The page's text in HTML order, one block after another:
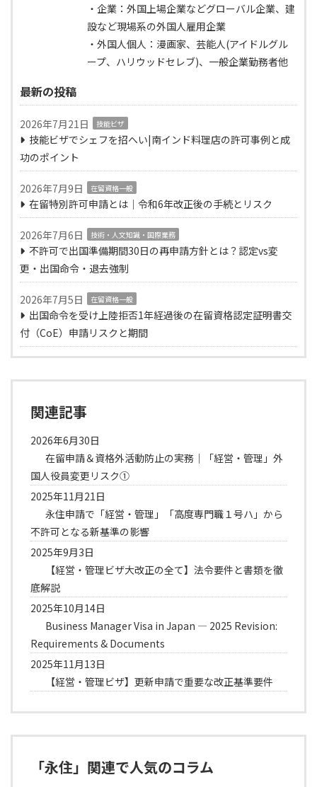
・企業：外国上場企業などグローバル企業、建
設など現場系の外国人雇用企業
・外国人個人：漫画家、芸能人(アイドルグル
ープ、ハリウッドセレブ)、一般企業勤務者他
最新の投稿
2026年7月21日 技能ビザ
技能ビザでシェフを招へい|南インド料理店の許可事例と成
功のポイント
2026年7月9日 在留資格一般
在留特別許可申請とは｜令和6年改正後の手続とリスク
2026年7月6日 技術・人文知識・国際業務
不許可で出国準備期間30日の再申請方針とは？認定vs変
更・出国命令・退去強制
2026年7月5日 在留資格一般
出国命令を受け上陸拒否1年経過後の在留資格認定証明書交
付（CoE）申請リスクと期間
関連記事
2026年6月30日
在留申請＆資格外活動防止の実務｜「経営・管理」外
国人役員変更リスク①
2025年11月21日
永住申請で「経営・管理」「高度専門職１号ハ」から
不許可となる新基準の影響
2025年9月3日
【経営・管理ビザ大改正の全て】法令要件と書類を徹
底解説
2025年10月14日
Business Manager Visa in Japan — 2025 Revision:
Requirements & Documents
2025年11月13日
【経営・管理ビザ】更新申請で重要な改正基準要件
「永住」関連で人気のコラム